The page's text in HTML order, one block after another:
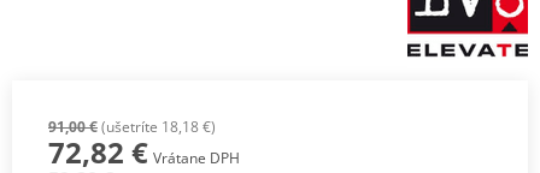
91,00 €(ušetríte 18,18 €)
72,82 € Vrátane DPH